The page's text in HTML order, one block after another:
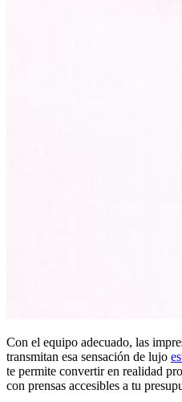
Con el equipo adecuado, las
transmitan esa sensación de lujo
te permite convertir en realidad
con prensas accesibles a tu